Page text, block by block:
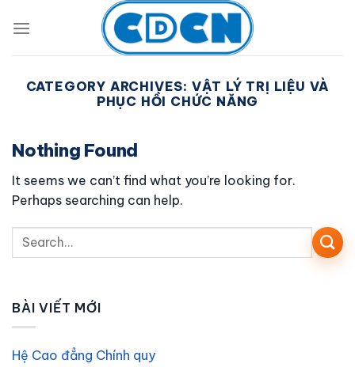
CATEGORY ARCHIVES: VẬT LÝ TRỊ LIỆU VÀ
PHỤC HỒI CHỨC NĂNG
Nothing Found
It seems we can’t find what you’re looking for.
Perhaps searching can help.
BÀI VIẾT MỚI
Hệ Cao đẳng Chính quy